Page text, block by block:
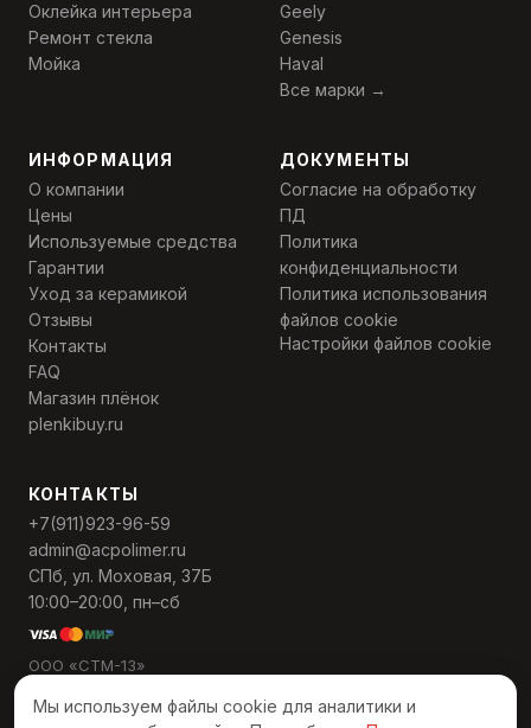
Оклейка интерьера
Ремонт стекла
Мойка
Geely
Genesis
Haval
Все марки →
ИНФОРМАЦИЯ
О компании
Цены
Используемые средства
Гарантии
Уход за керамикой
Отзывы
Контакты
FAQ
Магазин плёнок
plenkibuy.ru
ДОКУМЕНТЫ
Согласие на обработку
ПД
Политика
конфиденциальности
Политика использования
файлов cookie
Настройки файлов cookie
КОНТАКТЫ
+7(911)923-96-59
admin@acpolimer.ru
СПб, ул. Моховая, 37Б
10:00–20:00, пн–сб
ООО «СТМ-13»
ОГРН 1137847495389
Мы используем файлы cookie для аналитики и